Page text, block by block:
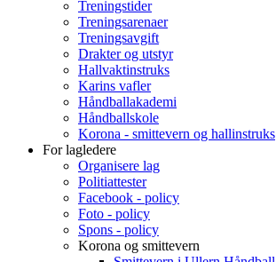
Treningstider
Treningsarenaer
Treningsavgift
Drakter og utstyr
Hallvaktinstruks
Karins vafler
Håndballakademi
Håndballskole
Korona - smittevern og hallinstruks
For lagledere
Organisere lag
Politiattester
Facebook - policy
Foto - policy
Spons - policy
Korona og smittevern